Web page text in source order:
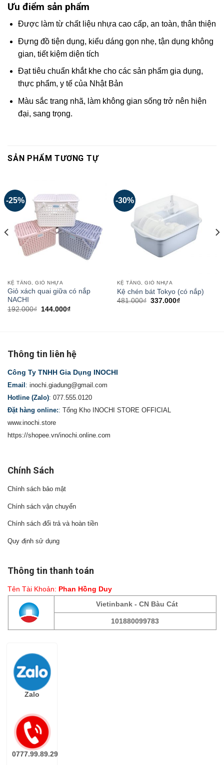
Ưu điểm sản phẩm
Được làm từ chất liệu nhựa cao cấp, an toàn, thân thiện
Đựng đồ tiện dụng, kiểu dáng gọn nhẹ, tận dụng không
gian, tiết kiệm diện tích
Đạt tiêu chuẩn khắt khe cho các sản phẩm gia dụng,
thực phẩm, y tế của Nhật Bản
Màu sắc trang nhã, làm không gian sống trở nên hiện
đại, sang trọng.
SẢN PHẨM TƯƠNG TỰ
-25%
KỆ TẦNG, GIỎ NHỰA
Giỏ xách quai giữa có nắp
NACHI
192.000₫ 144.000₫
-30%
KỆ TẦNG, GIỎ NHỰA
Kệ chén bát Tokyo (có nắp)
481.000₫ 337.000₫
Thông tin liên hệ
Công Ty TNHH Gia Dụng INOCHI
Email : inochi.giadung@gmail.com
Hotline (Zalo): 077.555.0120
Đặt hàng online:: Tổng Kho INOCHI STORE OFFICIAL
www.inochi.store
https://shopee.vn/inochi.online.com
Chính Sách
Chính sách bảo mật
Chính sách vận chuyển
Chính sách đổi trả và hoàn tiền
Quy định sử dụng
Thông tin thanh toán
Tên Tài Khoản: Phan Hồng Duy
Vietinbank - CN Bàu Cát
101880099783
Fanpage
Zalo
0777.99.89.29